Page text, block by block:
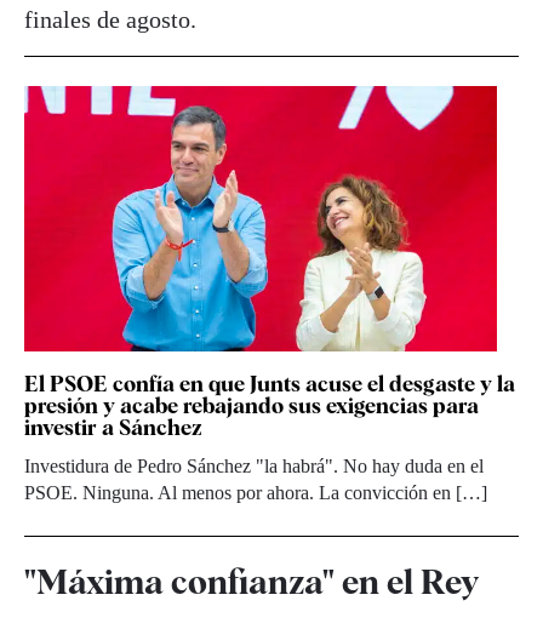
finales de agosto.
El PSOE confía en que Junts acuse el desgaste y la
presión y acabe rebajando sus exigencias para
investir a Sánchez
Investidura de Pedro Sánchez "la habrá". No hay duda en el
PSOE. Ninguna. Al menos por ahora. La convicción en […]
"Máxima confianza" en el Rey